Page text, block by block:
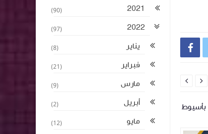

اعتماد (١٨) مدرب متقدم
بمحافظة اسيوط


2021
(90)
2022
(97)
يناير (8)
فبراير (21)
مارس (9)
أبريل (2)
مايو (12)